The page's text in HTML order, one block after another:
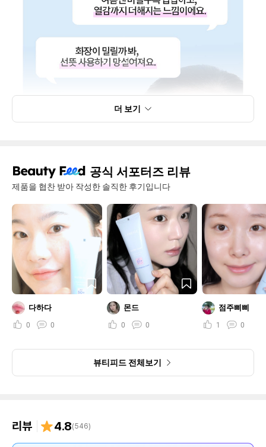
더 보기
공식 서포터즈 리뷰
제품을 협찬 받아 작성한 솔직한 후기입니다
다하다
0 0
몬드
0 0
점주삐삐
1 0
뷰티피드 전체보기
리뷰 4.8(546)